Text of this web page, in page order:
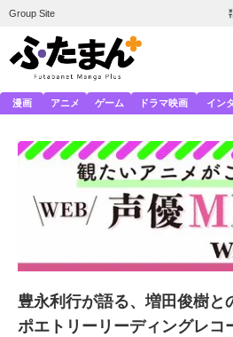
Group Site
漫画 アニメ ゲーム ドラマ映画 イン
豊永利行が語る、増田俊樹と
ポエトリーリーディングレコ